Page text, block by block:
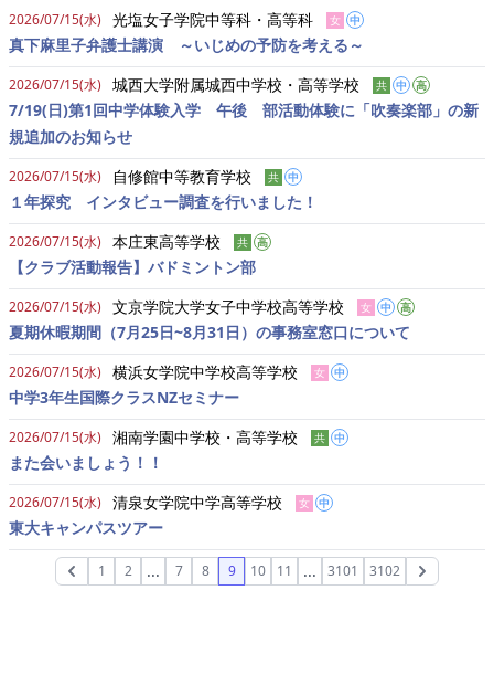
2026/07/15(水) 光塩女子学院中等科・高等科 女 中
真下麻里子弁護士講演 ～いじめの予防を考える～
2026/07/15(水) 城西大学附属城西中学校・高等学校 共 中 高
7/19(日)第1回中学体験入学 午後 部活動体験に「吹奏楽部」の新
規追加のお知らせ
2026/07/15(水) 自修館中等教育学校 共 中
１年探究 インタビュー調査を行いました！
2026/07/15(水) 本庄東高等学校 共 高
【クラブ活動報告】バドミントン部
2026/07/15(水) 文京学院大学女子中学校高等学校 女 中 高
夏期休暇期間（7月25日~8月31日）の事務室窓口について
2026/07/15(水) 横浜女学院中学校高等学校 女 中
中学3年生国際クラスNZセミナー
2026/07/15(水) 湘南学園中学校・高等学校 共 中
また会いましょう！！
2026/07/15(水) 清泉女学院中学高等学校 女 中
東大キャンパスツアー
Previous
1 2 ... 7 8 9 10 11 ... 3101 3102 Next